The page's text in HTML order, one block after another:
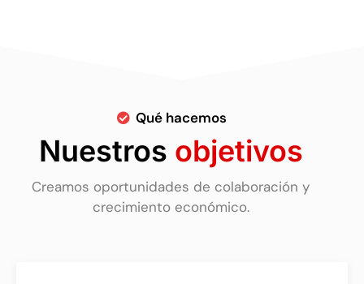
Qué hacemos
Nuestros objetivos
Creamos oportunidades de colaboración y
crecimiento económico.